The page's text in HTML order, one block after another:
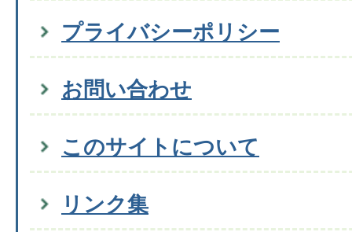
プライバシーポリシー
お問い合わせ
このサイトについて
リンク集